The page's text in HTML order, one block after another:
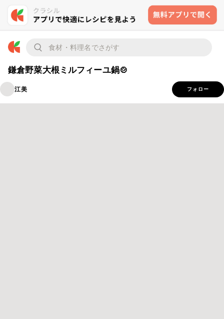
鎌倉野菜大根ミルフィーユ鍋🍲
江美 フォロー